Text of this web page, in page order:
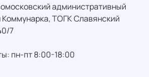
административный
Коммунарка, ТОГК Славянский
7
пн-пт 8:00-18:00